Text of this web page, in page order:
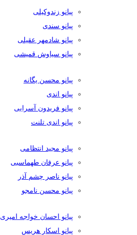
پیانو زندوکیلی
پیانو سندی
پیانو شادمهر عقیلی
پیانو سیاوش قمیشی
پیانو محسن یگانه
پیانو اندی
پیانو فریدون آسرایی
پیانو اندی تلنت
پیانو مجید انتظامی
پیانو عرفان طهماسبی
پیانو ناصر چشم آذر
پیانو محسن نامجو
پیانو احسان خواجه امیری
پیانو اسکار هریس